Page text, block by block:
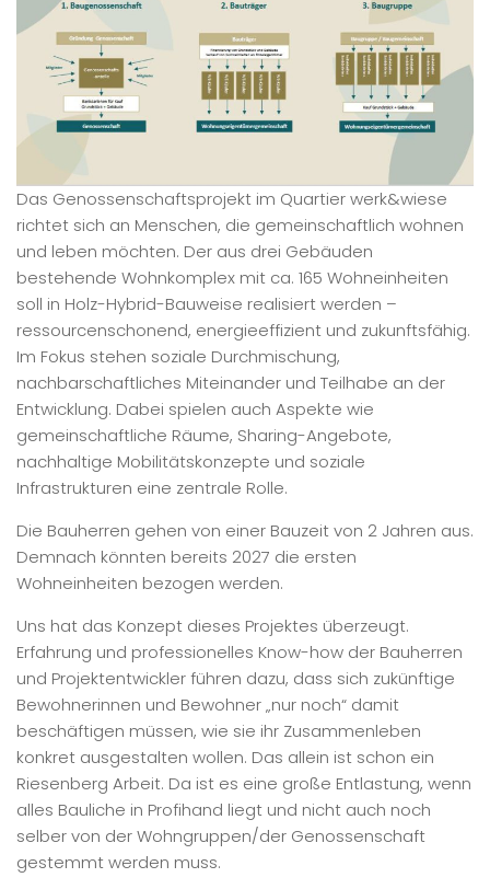
Das Genossenschaftsprojekt im Quartier werk&wiese
richtet sich an Menschen, die gemeinschaftlich wohnen
und leben möchten. Der aus drei Gebäuden
bestehende Wohnkomplex mit ca. 165 Wohneinheiten
soll in Holz-Hybrid-Bauweise realisiert werden –
ressourcenschonend, energieeffizient und zukunftsfähig.
Im Fokus stehen soziale Durchmischung,
nachbarschaftliches Miteinander und Teilhabe an der
Entwicklung. Dabei spielen auch Aspekte wie
gemeinschaftliche Räume, Sharing-Angebote,
nachhaltige Mobilitätskonzepte und soziale
Infrastrukturen eine zentrale Rolle.
Die Bauherren gehen von einer Bauzeit von 2 Jahren aus.
Demnach könnten bereits 2027 die ersten
Wohneinheiten bezogen werden.
Uns hat das Konzept dieses Projektes überzeugt.
Erfahrung und professionelles Know-how der Bauherren
und Projektentwickler führen dazu, dass sich zukünftige
Bewohnerinnen und Bewohner „nur noch“ damit
beschäftigen müssen, wie sie ihr Zusammenleben
konkret ausgestalten wollen. Das allein ist schon ein
Riesenberg Arbeit. Da ist es eine große Entlastung, wenn
alles Bauliche in Profihand liegt und nicht auch noch
selber von der Wohngruppen/der Genossenschaft
gestemmt werden muss.